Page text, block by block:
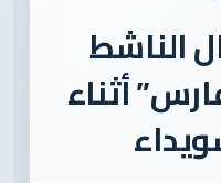
الناشط
أثناء